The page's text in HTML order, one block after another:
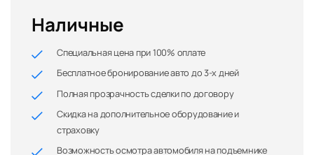
Наличные
Специальная цена при 100% оплате
Бесплатное бронирование авто до 3-х дней
Полная прозрачность сделки по договору
Скидка на дополнительное оборудование и
страховку
Возможность осмотра автомобиля на подъемнике